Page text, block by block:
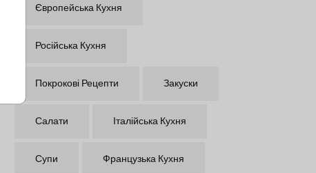
Європейська Кухня
Російська Кухня
Покрокові Рецепти Закуски
Салати Італійська Кухня
Супи Французька Кухня